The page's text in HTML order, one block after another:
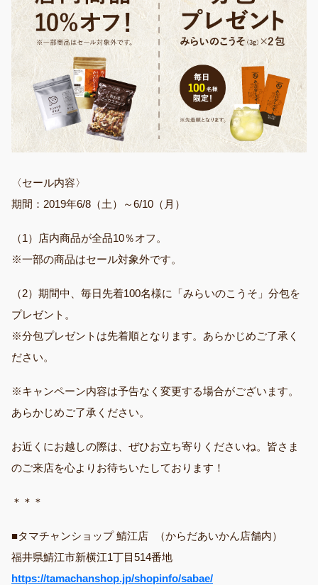
〈セール内容〉
期間：2019年6/8（土）～6/10（月）
（1）店内商品が全品10％オフ。
※一部の商品はセール対象外です。
（2）期間中、毎日先着100名様に「みらいのこうそ」分包を
プレゼント。
※分包プレゼントは先着順となります。あらかじめご了承く
ださい。
※キャンペーン内容は予告なく変更する場合がございます。
あらかじめご了承ください。
お近くにお越しの際は、ぜひお立ち寄りくださいね。皆さま
のご来店を心よりお待ちいたしております！
＊＊＊
■タマチャンショップ 鯖江店 （からだあいかん店舗内）
福井県鯖江市新横江1丁目514番地
https://tamachanshop.jp/shopinfo/sabae/